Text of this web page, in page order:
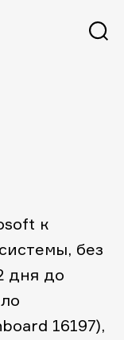
к
без
дня до
16197),